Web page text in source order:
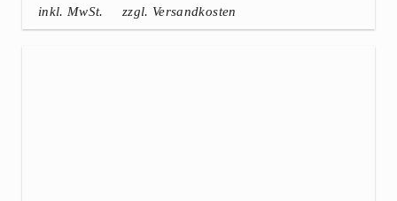
inkl. MwSt. zzgl. Versandkosten